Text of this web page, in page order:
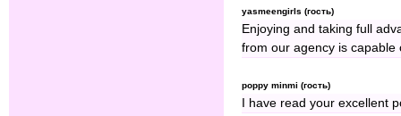
yasmeengirls (гость)
Enjoying and taking full
from our agency is capable
poppy minmi (гость)
I have read your excellent